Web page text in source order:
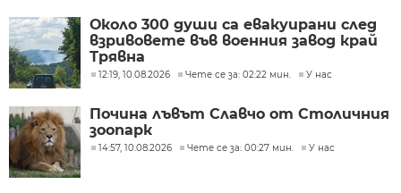
Около 300 души са евакуирани след
взривовете във военния завод край
Трявна
12:19, 10.08.2026 Чете се за: 02:22 мин. У нас
Почина лъвът Славчо от Столичния
зоопарк
14:57, 10.08.2026 Чете се за: 00:27 мин. У нас